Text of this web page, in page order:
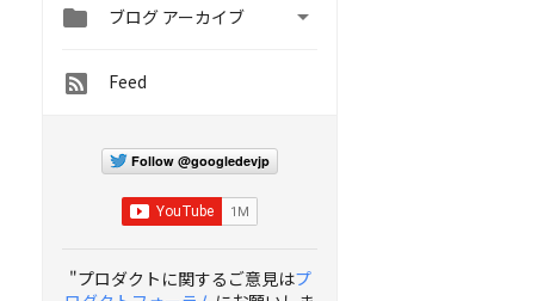
 ブログ アーカイブ 
Feed
Follow @googledevjp
"プロダクトに関するご意見はプ